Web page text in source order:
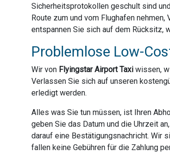
Sicherheitsprotokollen geschult sind
Route zum und vom Flughafen
entspannen Sie sich auf dem Rücksitz,
Problemlose Low-
Wir von Flyingstar Airport Taxi wissen,
Verlassen Sie sich auf unseren
erledigt werden.
Alles was Sie tun müssen, ist Ihren
geben Sie das Datum und die Uhrzeit
darauf eine Bestätigungsnachricht. Wir
fallen keine Gebühren für die Zahlung